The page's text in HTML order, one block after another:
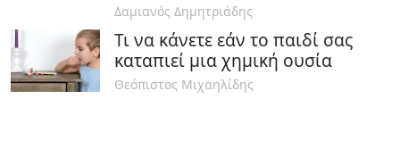
Δαμιανός Δημητριάδης
Τι να κάνετε εάν το παιδί σας
καταπιεί μια χημική ουσία
Θεόπιστος Μιχαηλίδης